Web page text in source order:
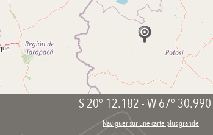
S 20° 12.182-W 67° 30.990
Naviguer sur une carte plus grande